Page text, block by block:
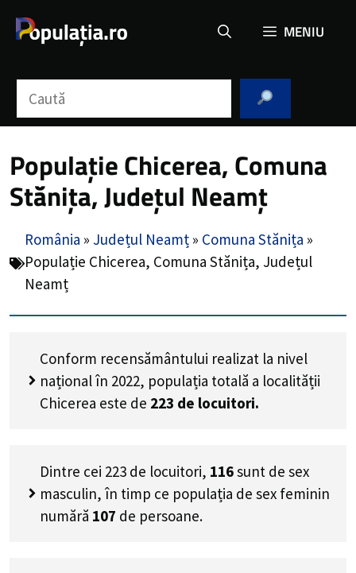
MENIU
Populație Chicerea, Comuna
Stănița, Județul Neamț
România » Județul Neamț » Comuna Stănița »
Populație Chicerea, Comuna Stănița, Județul
Neamț
Conform recensământului realizat la nivel
național în 2022, populația totală a localității
Chicerea este de 223 de locuitori.
Dintre cei 223 de locuitori, 116sunt de sex
masculin, în timp ce populația de sex feminin
numără 107 de persoane.